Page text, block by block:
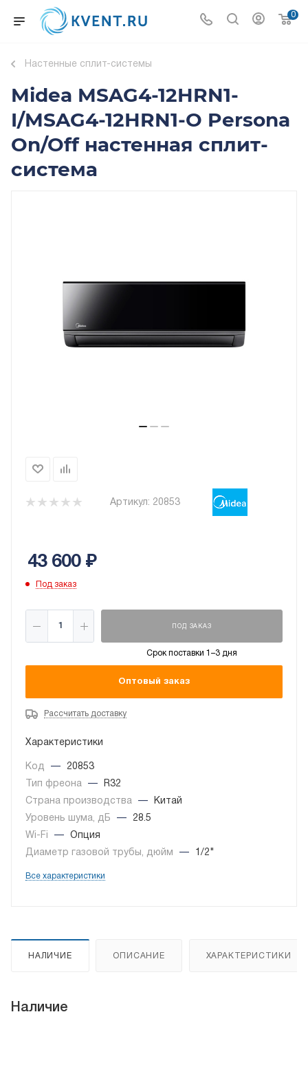
0
Настенные сплит-системы
Midea MSAG4-12HRN1-
I/MSAG4-12HRN1-O Persona
On/Off настенная сплит-
система
Артикул: 20853
43 600₽
Под заказ
ПОД ЗАКАЗ
Срок поставки 1–3 дня
Оптовый заказ
Рассчитать доставку
Характеристики
Код —
20853
Тип фреона
—
R32
Страна производства
—
Китай
Уровень шума, дБ
—
28.5
Wi-Fi
—
Опция
Диаметр газовой трубы, дюйм
— 1/2"
Все характеристики
НАЛИЧИЕ ОПИСАНИЕ ХАРАКТЕРИСТИКИ
Наличие